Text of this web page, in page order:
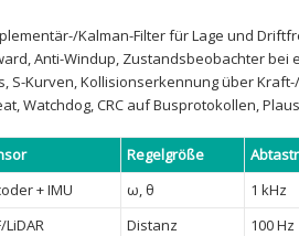
Kalman-Filter​ für Lage und
Anti-Windup, Zustandsbeobachter bei
S-Kurven, Kollisionserkennung über
Watchdog, CRC auf Busprotokollen,
Regelgröße
+‌ IMU ω, ⁣θ
1 kHz
LiDAR Distanz
100 Hz